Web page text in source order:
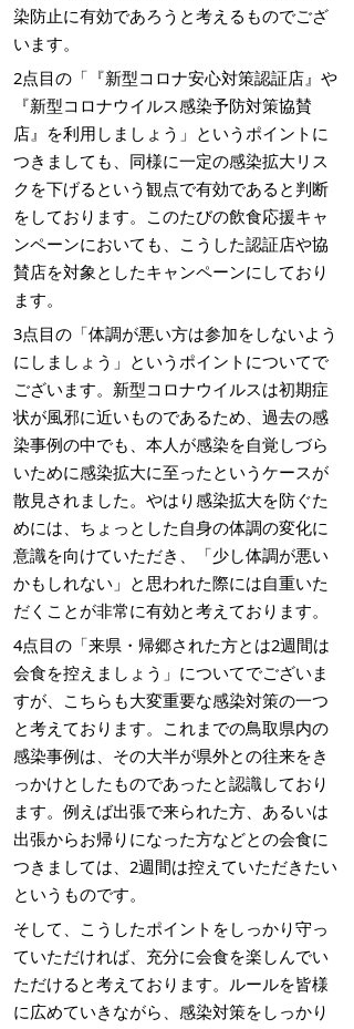
染防止に有効であろうと考えるものでござ
います。
2点目の「『新型コロナ安心対策認証店』や
『新型コロナウイルス感染予防対策協賛
店』を利用しましょう」というポイントに
つきましても、同様に一定の感染拡大リス
クを下げるという観点で有効であると判断
をしております。このたびの飲食応援キャ
ンペーンにおいても、こうした認証店や協
賛店を対象としたキャンペーンにしており
ます。
3点目の「体調が悪い方は参加をしないよう
にしましょう」というポイントについてで
ございます。新型コロナウイルスは初期症
状が風邪に近いものであるため、過去の感
染事例の中でも、本人が感染を自覚しづら
いために感染拡大に至ったというケースが
散見されました。やはり感染拡大を防ぐた
めには、ちょっとした自身の体調の変化に
意識を向けていただき、「少し体調が悪い
かもしれない」と思われた際には自重いた
だくことが非常に有効と考えております。
4点目の「来県・帰郷された方とは2週間は
会食を控えましょう」についてでございま
すが、こちらも大変重要な感染対策の一つ
と考えております。これまでの鳥取県内の
感染事例は、その大半が県外との往来をき
っかけとしたものであったと認識しており
ます。例えば出張で来られた方、あるいは
出張からお帰りになった方などとの会食に
つきましては、2週間は控えていただきたい
というものです。
そして、こうしたポイントをしっかり守っ
ていただければ、充分に会食を楽しんでい
ただけると考えております。ルールを皆様
に広めていきながら、感染対策をしっかり